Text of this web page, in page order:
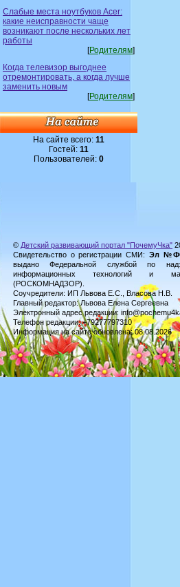
Слабые места ноутбуков Acer:
какие неисправности чаще
возникают после нескольких лет
работы
[Родителям]
Когда телевизор выгоднее
отремонтировать, а когда лучше
заменить новым
[Родителям]
На сайте всего: 11
Гостей: 11
Пользователей: 0
© Детский развивающий портал "ПочемуЧка"
Свидетельство о регистрации СМИ: Эл
выдано Федеральной службой по
информационных технологий и
(РОСКОМНАДЗОР).
Соучредители: ИП Львова Е.С., Власова Н.В.
Главный редактор: Львова Елена Сергеевна
Электронный адрес редакции:
Телефон редакции: +79277797310
Информация на сайте обновлена: 08.08.2026